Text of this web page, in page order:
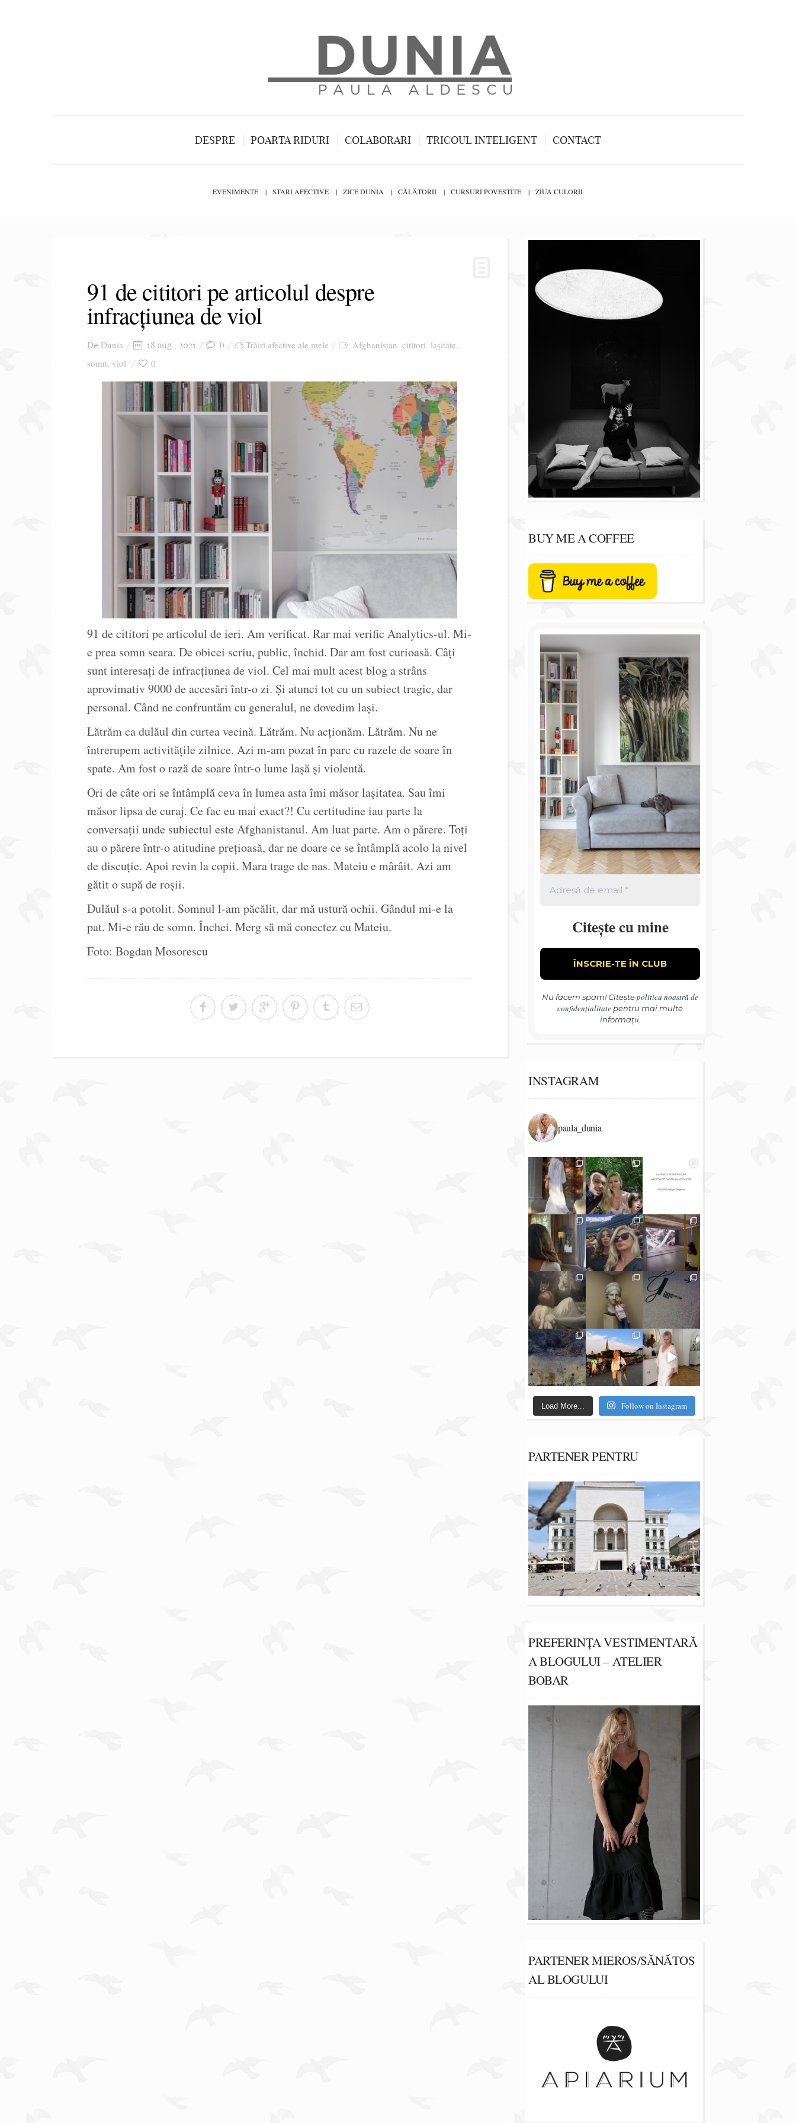
DESPRE POARTA RIDURI COLABORARI TRICOUL INTELIGENT CONTACT
EVENIMENTE STARI AFECTIVE ZICE DUNIA CĂLĂTORII CURSURI POVESTITE ZIUA CULORII
91 de cititori pe articolul despre
infracțiunea de viol
De Dunia 18 aug., 2021 0 Trăiri afective ale mele Afghanistan, cititori, lașitate,
somn, viol 0
91 de cititori pe articolul de ieri. Am verificat. Rar mai verific Analytics-ul. Mi-
e prea somn seara. De obicei scriu, public, închid. Dar am fost curioasă. Câți
sunt interesați de infracțiunea de viol. Cel mai mult acest blog a strâns
aprovimativ 9000 de accesări într-o zi. Și atunci tot cu un subiect tragic, dar
personal. Când ne confruntăm cu generalul, ne dovedim lași.
Lătrăm ca dulăul din curtea vecină. Lătrăm. Nu acționăm. Lătrăm. Nu ne
întrerupem activitățile zilnice. Azi m-am pozat în parc cu razele de soare în
spate. Am fost o rază de soare într-o lume lașă și violentă.
Ori de câte ori se întâmplă ceva în lumea asta îmi măsor lașitatea. Sau îmi
măsor lipsa de curaj. Ce fac eu mai exact?! Cu certitudine iau parte la
conversații unde subiectul este Afghanistanul. Am luat parte. Am o părere. Toți
au o părere într-o atitudine prețioasă, dar ne doare ce se întâmplă acolo la nivel
de discuție. Apoi revin la copii. Mara trage de nas. Mateiu e mârâit. Azi am
gătit o supă de roșii.
Dulăul s-a potolit. Somnul l-am păcălit, dar mă ustură ochii. Gândul mi-e la
pat. Mi-e rău de somn. Închei. Merg să mă conectez cu Mateiu.
Foto: Bogdan Mosorescu
BUY ME A COFFEE
Citește cu mine
Nu facem spam! Citeștepolitica noastră de
confidențialitate pentru mai multe
informații.
INSTAGRAM
paula_dunia
Load More... Follow on Instagram
PARTENER PENTRU
PREFERINȚA VESTIMENTARĂ
A BLOGULUI – ATELIER
BOBAR
PARTENER MIEROS/SĂNĂTOS
AL BLOGULUI